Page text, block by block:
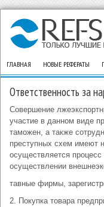
ГЛАВНАЯ НОВЫЕ РЕФЕРАТЫ
Ответственность за
Совершение
участие в данном виде
таможен, а также
преступных схем имеют
осуществляется
осуществлении
тавные фирмы,
2. Покупка товара